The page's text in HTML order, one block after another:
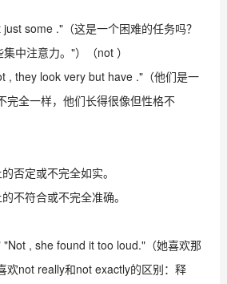
some ."（这是一个困难的任务吗？
中注意力。"）（not ）
, they look very but have ."（他们是一
完全一样，他们长得很像但性格不
否定或不完全如实。
不符合或不完全准确。
, she found it too loud."（她喜欢那
欢not really和not exactly的区别：释